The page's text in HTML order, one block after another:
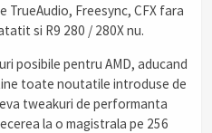
TrueAudio, Freesync, CFX fara
si R9 280 / 280X nu.
posibile pentru AMD, aducand
toate noutatile introduse de
tweakuri de performanta
la o magistrala pe 256